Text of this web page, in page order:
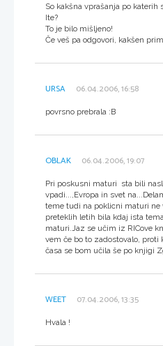
So kakšna vprašanja po
Ite?
To je bilo mišljeno!
Če veš pa odgovori, kakšen
URSA 06.04.2006, 16:58
povrsno prebrala :B
OBLAK 06.04.2006, 19:07
Pri poskusni maturi sta bili
vpadi...,Evropa in svet
teme tudi na poklicni maturi ne
preteklih letih bila kdaj ista
maturi.Jaz se učim iz RICove
vem če bo to zadostovalo, proti
časa se bom učila še po knjigi
WEET 07.04.2006, 13:35
Hvala !